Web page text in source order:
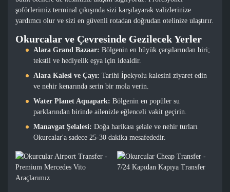
şoförlerimiz terminal çıkışında sizi karşılayarak valizlerinize
yardımcı olur ve sizi en güvenli rotadan doğrudan otelinize ulaştırır.
Okurcalar ve Çevresinde Gezilecek Yerler
Alara Grand Bazaar: Bölgenin en büyük çarşılarından biri;
tekstil ve hediyelik eşya için idealdir.
Alara Kalesi ve Çayı: Tarihi İpekyolu kalesini ziyaret edin
ve nehir kenarında serin bir mola verin.
Water Planet Aquapark: Bölgenin en popüler su
parklarından birinde ailenizle eğlenceli vakit geçirin.
Manavgat Şelalesi: Doğa harikası şelale ve nehir turları
Okurcalar'a sadece 25-30 dakika mesafededir.